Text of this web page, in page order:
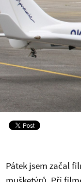
Pátek jsem začal